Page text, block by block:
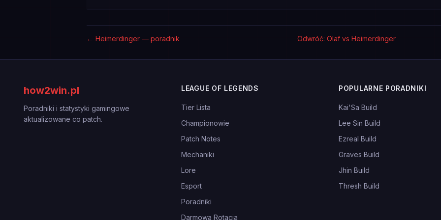
← Heimerdinger — poradnik Odwróć: Olaf vs Heimerdinger
how2win.pl
Poradniki i statystyki gamingowe
aktualizowane co patch.
LEAGUE OF LEGENDS
Tier Lista
Championowie
Patch Notes
Mechaniki
Lore
Esport
Poradniki
Darmowa Rotacja
POPULARNE PORADNIKI
Kai'Sa Build
Lee Sin Build
Ezreal Build
Graves Build
Jhin Build
Thresh Build